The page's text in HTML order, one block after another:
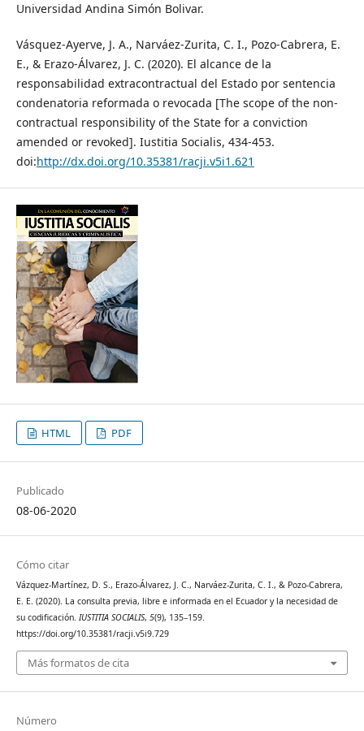
Universidad Andina Simón Bolivar.
Vásquez-Ayerve, J. A., Narváez-Zurita, C. I., Pozo-Cabrera, E.
E., & Erazo-Álvarez, J. C. (2020). El alcance de la
responsabilidad extracontractual del Estado por sentencia
condenatoria reformada o revocada [The scope of the non-
contractual responsibility of the State for a conviction
amended or revoked]. Iustitia Socialis, 434-453.
doi:http://dx.doi.org/10.35381/racji.v5i1.621
HTML PDF
Publicado
08-06-2020
Cómo citar
Vázquez-Martínez, D. S., Erazo-Álvarez, J. C., Narváez-Zurita, C. I., & Pozo-Cabrera,
E. E. (2020). La consulta previa, libre e informada en el Ecuador y la necesidad de
su codificación. IUSTITIA SOCIALIS, 5(9), 135–159.
https://doi.org/10.35381/racji.v5i9.729
Más formatos de cita
Número